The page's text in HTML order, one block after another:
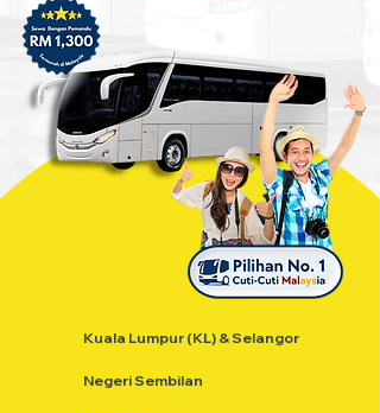
Kuala Lumpur (KL) & Selangor
Negeri Sembilan